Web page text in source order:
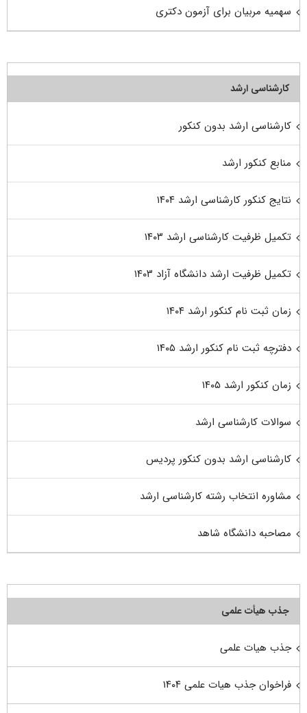
سهمیه مربیان برای آزمون دکتری
کارشناسی ارشد
کارشناسی ارشد بدون کنکور
منابع کنکور ارشد
نتایج کنکور کارشناسی ارشد ۱۴۰۴
تکمیل ظرفیت کارشناسی ارشد ۱۴۰۳
تکمیل ظرفیت ارشد دانشگاه آزاد ۱۴۰۳
زمان ثبت نام کنکور ارشد ۱۴۰۴
دفترچه ثبت نام کنکور ارشد ۱۴۰۵
زمان کنکور ارشد ۱۴۰۵
سوالات کارشناسی ارشد
کارشناسی ارشد بدون کنکور پردیس
مشاوره انتخاب رشته کارشناسی ارشد
مصاحبه دانشگاه شاهد
جذب هیأت علمی
جذب هیات علمی
فراخوان جذب هیات علمی ۱۴۰۴